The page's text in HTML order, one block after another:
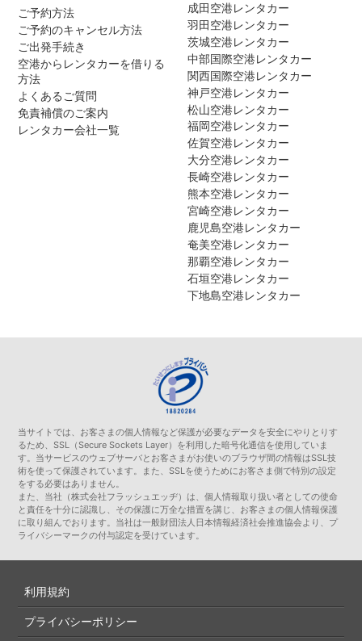
ご予約方法
ご予約のキャンセル方法
ご出発手続き
空港からレンタカーを借りる
方法
よくあるご質問
免責補償のご案内
レンタカー会社一覧
成田空港レンタカー
羽田空港レンタカー
茨城空港レンタカー
中部国際空港レンタカー
関西国際空港レンタカー
神戸空港レンタカー
松山空港レンタカー
福岡空港レンタカー
佐賀空港レンタカー
大分空港レンタカー
長崎空港レンタカー
熊本空港レンタカー
宮崎空港レンタカー
鹿児島空港レンタカー
奄美空港レンタカー
那覇空港レンタカー
石垣空港レンタカー
下地島空港レンタカー
当サイトでは、お客さまの個人情報など保護が必要なデータを安全にやりとりす
るため、SSL（Secure Sockets Layer）を利用した暗号化通信を使用していま
す。当サービスのウェブサーバとお客さまがお使いのブラウザ間の情報はSSL技
術を使って保護されています。また、SSLを使うためにお客さま側で特別の設定
をする必要はありません。
また、当社（株式会社フラッシュエッヂ）は、個人情報取り扱い者としての使命
と責任を十分に認識し、その保護に万全な措置を講じ、お客さまの個人情報保護
に取り組んでおります。当社は一般財団法人日本情報経済社会推進協会より、プ
ライバシーマークの付与認定を受けています。
利用規約
プライバシーポリシー